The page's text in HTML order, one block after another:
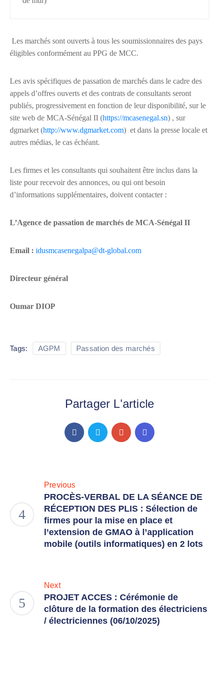
Les marchés sont ouverts à tous les soumissionnaires des pays
éligibles conformément au PPG de MCC.
Les avis spécifiques de passation de marchés dans le cadre des
appels d’offres ouverts et des contrats de consultants seront
publiés, progressivement en fonction de leur disponibilité, sur le
site web de MCA-Sénégal II (https://mcasenegal.sn) , sur
dgmarket (http://www.dgmarket.com) et dans la presse locale et
autres médias, le cas échéant.
Les firmes et les consultants qui souhaitent être inclus dans la
liste pour recevoir des annonces, ou qui ont besoin
d’informations supplémentaires, doivent contacter :
L’Agence de passation de marchés de MCA-Sénégal II
Email : idusmcasenegalpa@dt-global.com
Directeur général
Oumar DIOP
Tags: AGPM Passation des marchés
Partager L'article
Previous
PROCÈS-VERBAL DE LA SÉANCE DE
RÉCEPTION DES PLIS : Sélection de
firmes pour la mise en place et
l’extension de GMAO à l’application
mobile (outils informatiques) en 2 lots
Next
PROJET ACCES : Cérémonie de
clôture de la formation des électriciens
/ électriciennes (06/10/2025)